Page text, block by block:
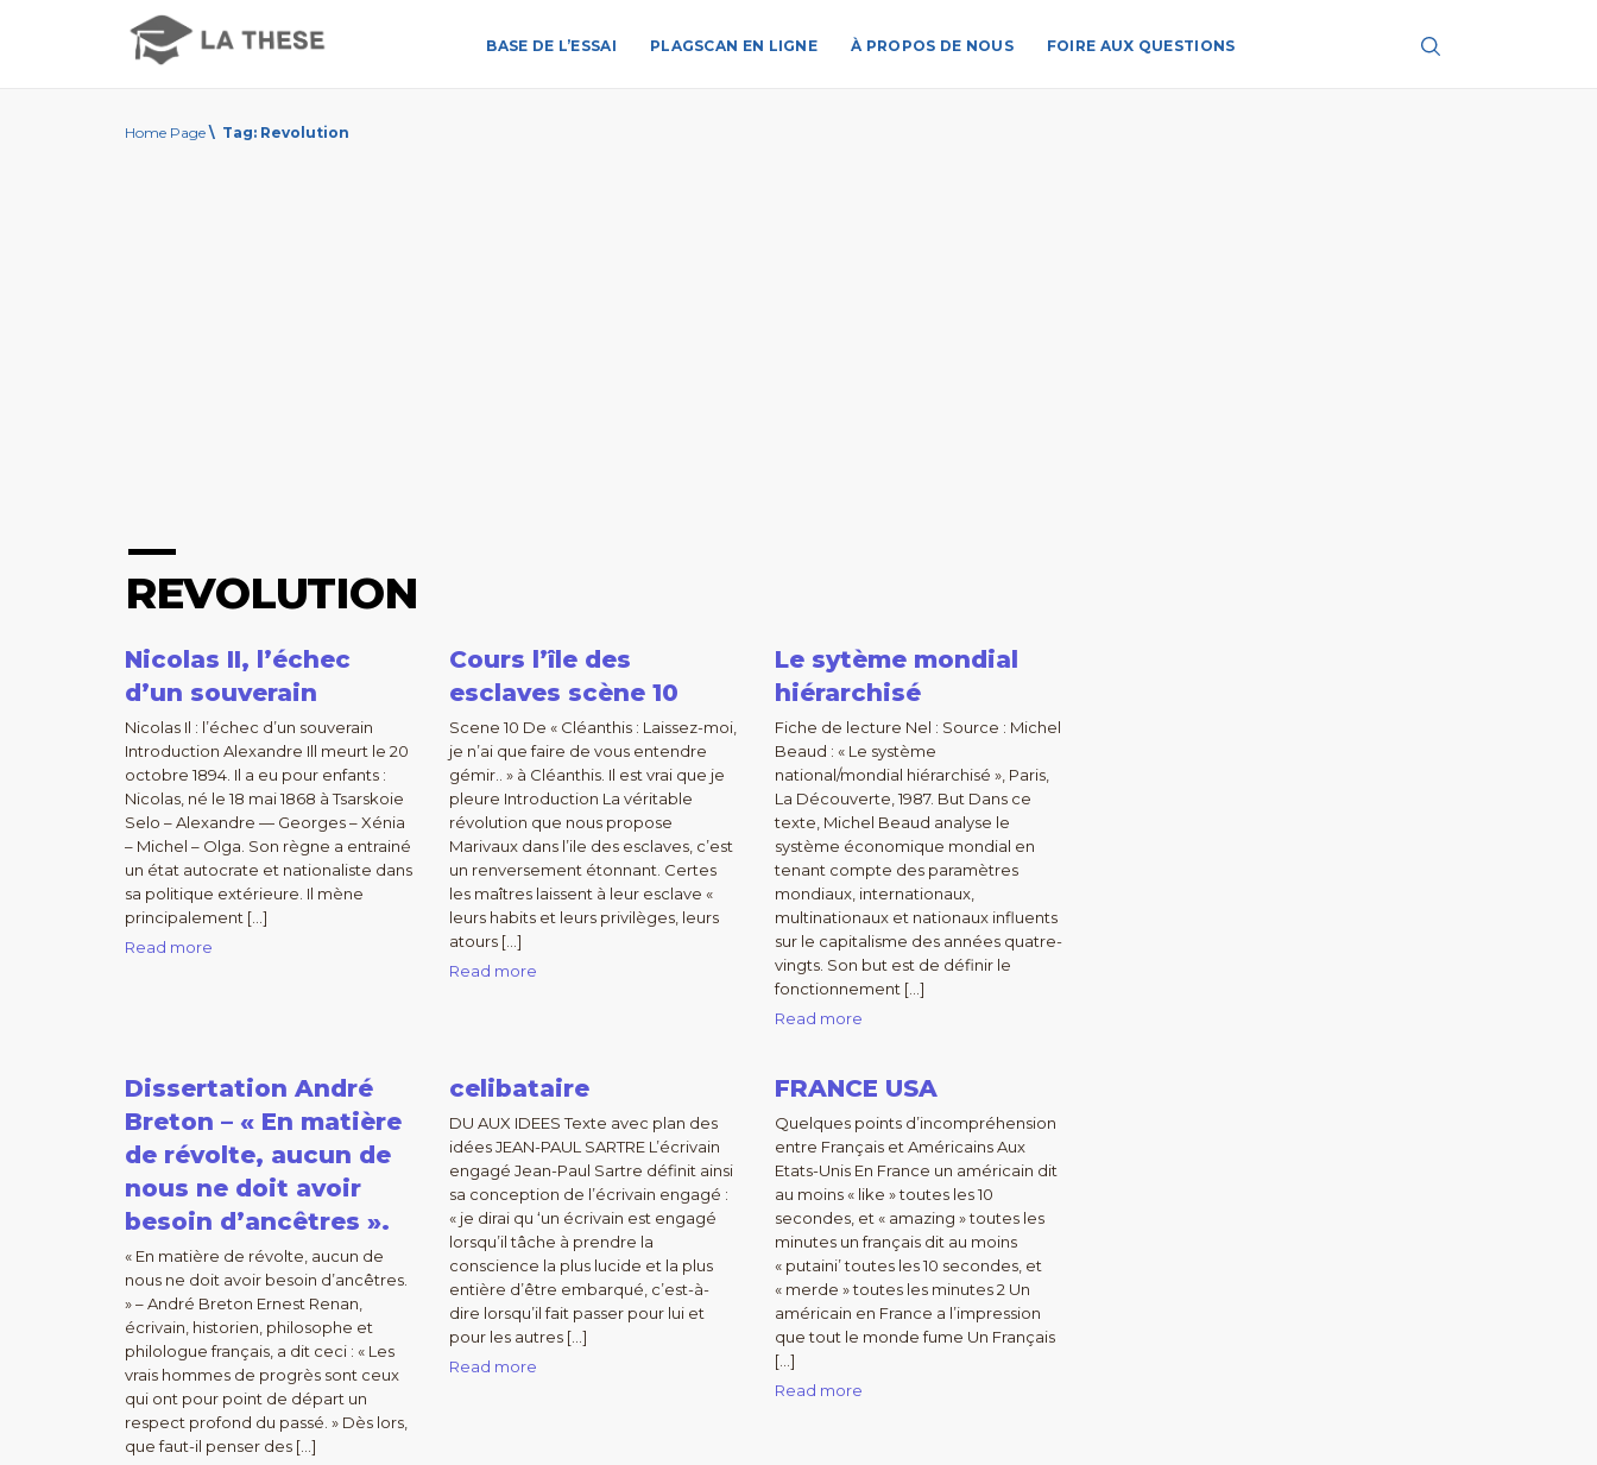
BASE DE L’ESSAI PLAGSCAN EN LIGNE À PROPOS DE NOUS FOIRE AUX QUESTIONS
Home Page \ Tag: Revolution
REVOLUTION
Nicolas II, l’échec
d’un souverain
Nicolas Il : l’échec d’un souverain
Introduction Alexandre Ill meurt le 20
octobre 1894. Il a eu pour enfants :
Nicolas, né le 18 mai 1868 à Tsarskoie
Selo – Alexandre — Georges – Xénia
– Michel – Olga. Son règne a entrainé
un état autocrate et nationaliste dans
sa politique extérieure. Il mène
principalement […]
Read more
Cours l’île des
esclaves scène 10
Scene 10 De « Cléanthis : Laissez-moi,
je n’ai que faire de vous entendre
gémir.. » à Cléanthis. Il est vrai que je
pleure Introduction La véritable
révolution que nous propose
Marivaux dans l’ile des esclaves, c’est
un renversement étonnant. Certes
les maîtres laissent à leur esclave «
leurs habits et leurs privilèges, leurs
atours […]
Read more
Le sytème mondial
hiérarchisé
Fiche de lecture Nel : Source : Michel
Beaud : « Le système
national/mondial hiérarchisé », Paris,
La Découverte, 1987. But Dans ce
texte, Michel Beaud analyse le
système économique mondial en
tenant compte des paramètres
mondiaux, internationaux,
multinationaux et nationaux influents
sur le capitalisme des années quatre-
vingts. Son but est de définir le
fonctionnement […]
Read more
Dissertation André
Breton – « En matière
de révolte, aucun de
nous ne doit avoir
besoin d’ancêtres ».
« En matière de révolte, aucun de
nous ne doit avoir besoin d’ancêtres.
» – André Breton Ernest Renan,
écrivain, historien, philosophe et
philologue français, a dit ceci : « Les
vrais hommes de progrès sont ceux
qui ont pour point de départ un
respect profond du passé. » Dès lors,
que faut-il penser des […]
celibataire
DU AUX IDEES Texte avec plan des
idées JEAN-PAUL SARTRE L’écrivain
engagé Jean-Paul Sartre définit ainsi
sa conception de l’écrivain engagé :
« je dirai qu ‘un écrivain est engagé
lorsqu’il tâche à prendre la
conscience la plus lucide et la plus
entière d’être embarqué, c’est-à-
dire lorsqu’il fait passer pour lui et
pour les autres […]
Read more
FRANCE USA
Quelques points d’incompréhension
entre Français et Américains Aux
Etats-Unis En France un américain dit
au moins « like » toutes les 10
secondes, et « amazing » toutes les
minutes un français dit au moins
« putaini’ toutes les 10 secondes, et
« merde » toutes les minutes 2 Un
américain en France a l’impression
que tout le monde fume Un Français
[…]
Read more